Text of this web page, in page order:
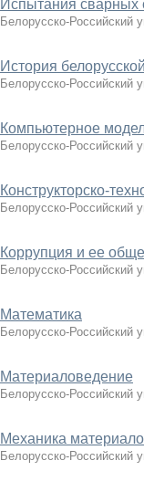
Испытания сварных
Белорусско-Российский
История
Белорусско-Российский
Компьютерное
Белорусско-Российский
Конструкторско-
Белорусско-Российский
Коррупция и ее
Белорусско-Российский
Математика
Белорусско-Российский
Материаловедение
Белорусско-Российский
Механика
Белорусско-Российский